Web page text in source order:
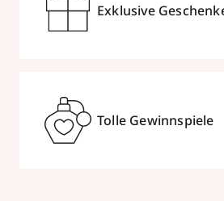
Exklusive
Tolle Gewinnspiele